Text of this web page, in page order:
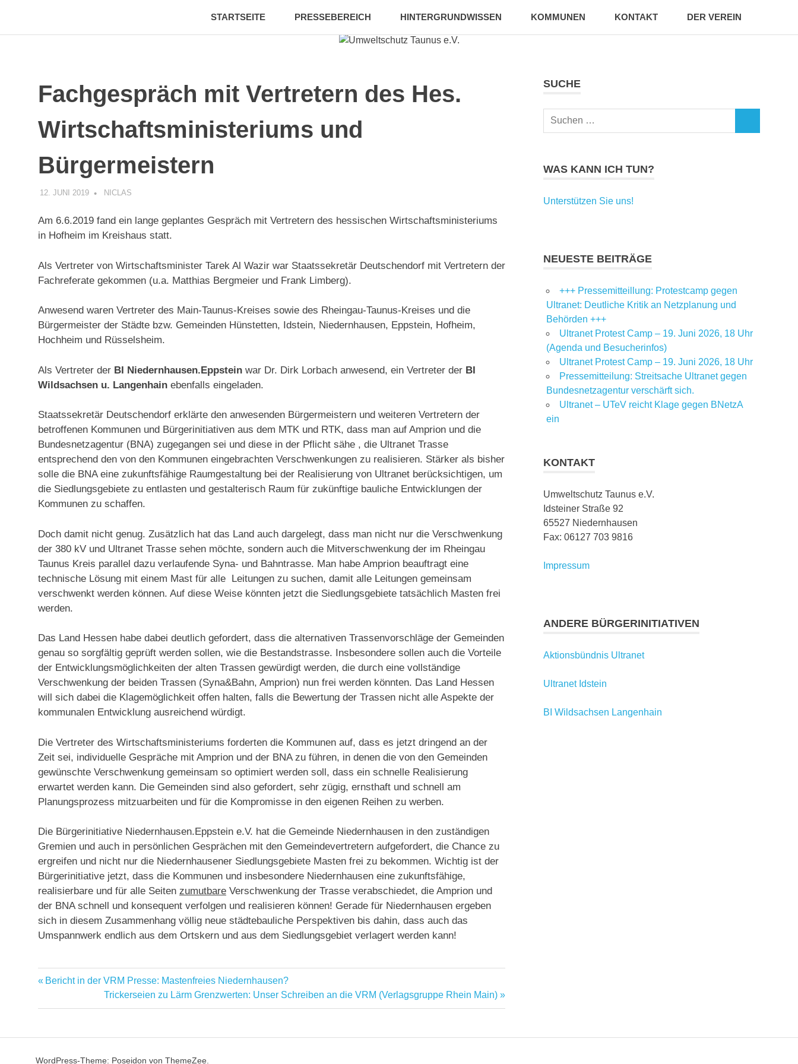
Umweltschutz
e.V.
mit
Energiewende
gestalten.
STARTSEITE PRESSEBEREICH HINTERGRUNDWISSEN KOMMUNEN KONTAKT DER VEREIN
Fachgespräch mit Vertretern des Hes.
Wirtschaftsministeriums und
Bürgermeistern
12. JUNI 2019 NICLAS
Am 6.6.2019 fand ein lange geplantes Gespräch mit Vertretern des hessischen Wirtschaftsministeriums
in Hofheim im Kreishaus statt.
Als Vertreter von Wirtschaftsminister Tarek Al Wazir war Staatssekretär Deutschendorf mit Vertretern der
Fachreferate gekommen (u.a. Matthias Bergmeier und Frank Limberg).
Anwesend waren Vertreter des Main-Taunus-Kreises sowie des Rheingau-Taunus-Kreises und die
Bürgermeister der Städte bzw. Gemeinden Hünstetten, Idstein, Niedernhausen, Eppstein, Hofheim,
Hochheim und Rüsselsheim.
Als Vertreter der BI Niedernhausen.Eppstein war Dr. Dirk Lorbach anwesend, ein Vertreter der BI
Wildsachsen u. Langenhain ebenfalls eingeladen.
Staatssekretär Deutschendorf erklärte den anwesenden Bürgermeistern und weiteren Vertretern der
betroffenen Kommunen und Bürgerinitiativen aus dem MTK und RTK, dass man auf Amprion und die
Bundesnetzagentur (BNA) zugegangen sei und diese in der Pflicht sähe , die Ultranet Trasse
entsprechend den von den Kommunen eingebrachten Verschwenkungen zu realisieren. Stärker als bisher
solle die BNA eine zukunftsfähige Raumgestaltung bei der Realisierung von Ultranet berücksichtigen, um
die Siedlungsgebiete zu entlasten und gestalterisch Raum für zukünftige bauliche Entwicklungen der
Kommunen zu schaffen.
Doch damit nicht genug. Zusätzlich hat das Land auch dargelegt, dass man nicht nur die Verschwenkung
der 380 kV und Ultranet Trasse sehen möchte, sondern auch die Mitverschwenkung der im Rheingau
Taunus Kreis parallel dazu verlaufende Syna- und Bahntrasse. Man habe Amprion beauftragt eine
technische Lösung mit einem Mast für alle Leitungen zu suchen, damit alle Leitungen gemeinsam
verschwenkt werden können. Auf diese Weise könnten jetzt die Siedlungsgebiete tatsächlich Masten frei
werden.
Das Land Hessen habe dabei deutlich gefordert, dass die alternativen Trassenvorschläge der Gemeinden
genau so sorgfältig geprüft werden sollen, wie die Bestandstrasse. Insbesondere sollen auch die Vorteile
der Entwicklungsmöglichkeiten der alten Trassen gewürdigt werden, die durch eine vollständige
Verschwenkung der beiden Trassen (Syna&Bahn, Amprion) nun frei werden könnten. Das Land Hessen
will sich dabei die Klagemöglichkeit offen halten, falls die Bewertung der Trassen nicht alle Aspekte der
kommunalen Entwicklung ausreichend würdigt.
Die Vertreter des Wirtschaftsministeriums forderten die Kommunen auf, dass es jetzt dringend an der
Zeit sei, individuelle Gespräche mit Amprion und der BNA zu führen, in denen die von den Gemeinden
gewünschte Verschwenkung gemeinsam so optimiert werden soll, dass ein schnelle Realisierung
erwartet werden kann. Die Gemeinden sind also gefordert, sehr zügig, ernsthaft und schnell am
Planungsprozess mitzuarbeiten und für die Kompromisse in den eigenen Reihen zu werben.
Die Bürgerinitiative Niedernhausen.Eppstein e.V. hat die Gemeinde Niedernhausen in den zuständigen
Gremien und auch in persönlichen Gesprächen mit den Gemeindevertretern aufgefordert, die Chance zu
ergreifen und nicht nur die Niedernhausener Siedlungsgebiete Masten frei zu bekommen. Wichtig ist der
Bürgerinitiative jetzt, dass die Kommunen und insbesondere Niedernhausen eine zukunftsfähige,
realisierbare und für alle Seiten zumutbare Verschwenkung der Trasse verabschiedet, die Amprion und
der BNA schnell und konsequent verfolgen und realisieren können! Gerade für Niedernhausen ergeben
sich in diesem Zusammenhang völlig neue städtebauliche Perspektiven bis dahin, dass auch das
Umspannwerk endlich aus dem Ortskern und aus dem Siedlungsgebiet verlagert werden kann!
Beitragsnavigation
Vorheriger
Bericht in der VRM Presse: Mastenfreies Niedernhausen?
Nächster
Beitrag:
Trickerseien zu Lärm Grenzwerten: Unser Schreiben an die VRM (Verlagsgruppe Rhein Main)
SUCHE
Suchen
WAS KANN ICH TUN?
Unterstützen Sie uns!
NEUESTE BEITRÄGE
+++ Pressemitteillung: Protestcamp gegen
Ultranet: Deutliche Kritik an Netzplanung und
Behörden +++
Ultranet Protest Camp – 19. Juni 2026, 18 Uhr
(Agenda und Besucherinfos)
Ultranet Protest Camp – 19. Juni 2026, 18 Uhr
Pressemitteilung: Streitsache Ultranet gegen
Bundesnetzagentur verschärft sich.
Ultranet – UTeV reicht Klage gegen BNetzA
ein
KONTAKT
Umweltschutz Taunus e.V.
Idsteiner Straße 92
65527 Niedernhausen
Fax: 06127 703 9816
Impressum
ANDERE BÜRGERINITIATIVEN
Aktionsbündnis Ultranet
Ultranet Idstein
BI Wildsachsen Langenhain
WordPress-Theme: Poseidon von ThemeZee.